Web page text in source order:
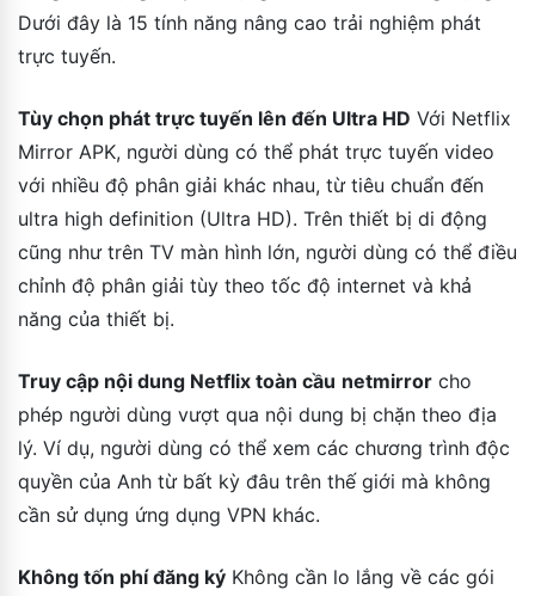
Dưới đây là 15 tính năng nâng cao trải nghiệm phát
trực tuyến.
Tùy chọn phát trực tuyến lên đến Ultra HD Với Netflix
Mirror APK, người dùng có thể phát trực tuyến video
với nhiều độ phân giải khác nhau, từ tiêu chuẩn đến
ultra high definition (Ultra HD). Trên thiết bị di động
cũng như trên TV màn hình lớn, người dùng có thể điều
chỉnh độ phân giải tùy theo tốc độ internet và khả
năng của thiết bị.
Truy cập nội dung Netflix toàn cầu netmirror cho
phép người dùng vượt qua nội dung bị chặn theo địa
lý. Ví dụ, người dùng có thể xem các chương trình độc
quyền của Anh từ bất kỳ đâu trên thế giới mà không
cần sử dụng ứng dụng VPN khác.
Không tốn phí đăng ký Không cần lo lắng về các gói